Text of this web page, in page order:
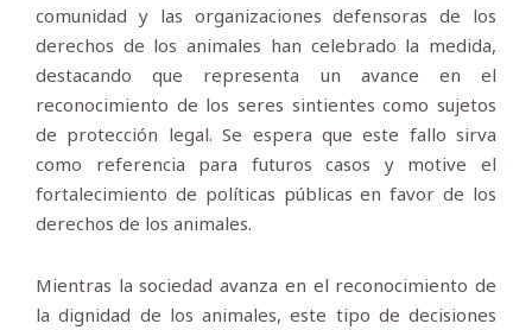
comunidad y las organizaciones defensoras de los
derechos de los animales han celebrado la medida,
destacando que representa un avance en el
reconocimiento de los seres sintientes como sujetos
de protección legal. Se espera que este fallo sirva
como referencia para futuros casos y motive el
fortalecimiento de políticas públicas en favor de los
derechos de los animales.
Mientras la sociedad avanza en el reconocimiento de
la dignidad de los animales, este tipo de decisiones